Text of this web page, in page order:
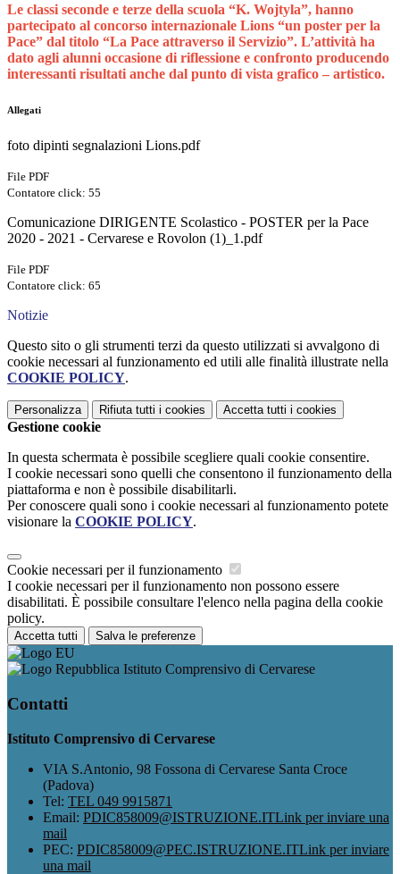
Le classi seconde e terze della scuola “K. Wojtyla”, hanno
partecipato al concorso internazionale Lions “un poster per la
Pace” dal titolo “La Pace attraverso il Servizio”. L’attività ha
dato agli alunni occasione di riflessione e confronto producendo
interessanti risultati anche dal punto di vista grafico – artistico.
Allegati
foto dipinti segnalazioni Lions.pdf
File PDF
Contatore click: 55
Comunicazione DIRIGENTE Scolastico - POSTER per la Pace
2020 - 2021 - Cervarese e Rovolon (1)_1.pdf
File PDF
Contatore click: 65
Notizie
Questo sito o gli strumenti terzi da questo utilizzati si avvalgono di
cookie necessari al funzionamento ed utili alle finalità illustrate nella
COOKIE POLICY.
Personalizza Rifiuta tutti i cookies Accetta tutti i cookies
Gestione cookie
In questa schermata è possibile scegliere quali cookie consentire.
I cookie necessari sono quelli che consentono il funzionamento della
piattaforma e non è possibile disabilitarli.
Per conoscere quali sono i cookie necessari al funzionamento potete
visionare la COOKIE POLICY.
Cookie necessari per il funzionamento
I cookie necessari per il funzionamento non possono essere
disabilitati. È possibile consultare l'elenco nella pagina della cookie
policy.
Accetta tutti Salva le preferenze
Istituto Comprensivo di Cervarese
Contatti
Istituto Comprensivo di Cervarese
VIA S.Antonio, 98 Fossona di Cervarese Santa Croce
(Padova)
Tel: TEL 049 9915871
Email: PDIC858009@ISTRUZIONE.ITLink per inviare una
mail
PEC: PDIC858009@PEC.ISTRUZIONE.ITLink per inviare
una mail